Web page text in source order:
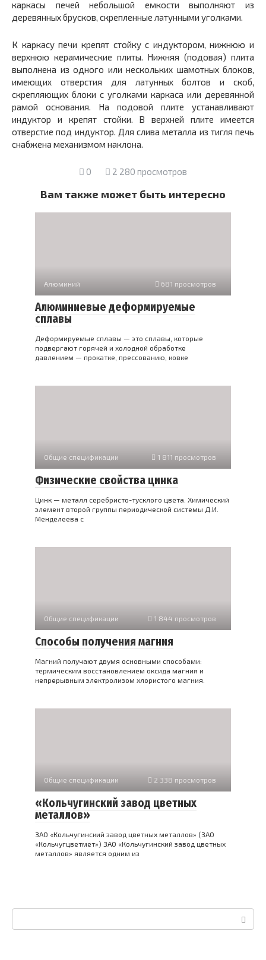
каркасы печей небольшой емкости выполняют из
деревянных брусков, скрепленные латунными уголками.
К каркасу печи крепят стойку с индуктором, нижнюю и
верхнюю керамические плиты. Нижняя (подовая) плита
выполнена из одного или нескольких шамотных блоков,
имеющих отверстия для латунных болтов и скоб,
скрепляющих блоки с уголками каркаса или деревянной
рамой основания. На подовой плите устанавливают
индуктор и крепят стойки. В верхней плите имеется
отверстие под индуктор. Для слива металла из тигля печь
снабжена механизмом наклона.
0 2 280 просмотров
Вам также может быть интересно
Алюминий 681 просмотров
Алюминиевые деформируемые
сплавы
Деформируемые сплавы — это сплавы, которые
подвергают горячей и холодной обработке
давлением — прокатке, прессованию, ковке
Общие спецификации 1 811 просмотров
Физические свойства цинка
Цинк — металл серебристо-тусклого цвета. Химический
элемент второй группы периодической системы Д.И.
Менделеева с
Общие спецификации 1 844 просмотров
Способы получения магния
Магний получают двумя основными способами:
термическим восстановлением оксида магния и
непрерывным электролизом хлористого магния.
Общие спецификации 2 338 просмотров
«Кольчугинский завод цветных
металлов»
ЗАО «Кольчугинский завод цветных металлов» (ЗАО
«Кольчугцветмет») ЗАО «Кольчугинский завод цветных
металлов» является одним из
Поиск: